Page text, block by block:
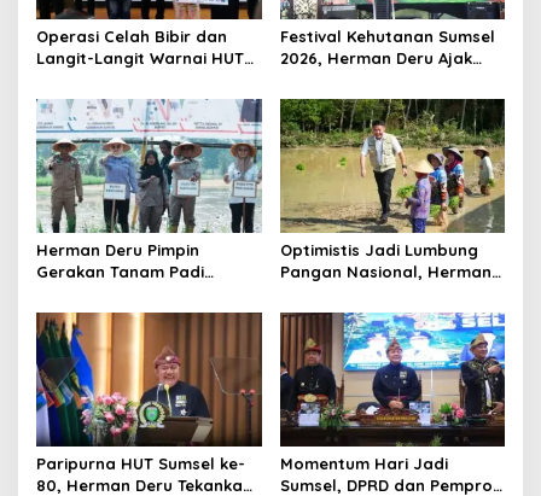
i
o
n
Operasi Celah Bibir dan
Langit-Langit Warnai HUT
Manfaatnya Sangat Besar
Festival Kehutanan Sumsel
2026, Herman Deru Ajak
Kelestarian Hutan
Herman Deru Pimpin
Gerakan Tanam Padi
Banyuasin Bidik Produksi 1
Juta Ton
Optimistis Jadi Lumbung
Pangan Nasional, Herman
Gabah Sumsel Tembus 5
Juta Ton
Paripurna HUT Sumsel ke-
80, Herman Deru Tekankan
Momentum Hari Jadi
Sumsel, DPRD dan Pemprov